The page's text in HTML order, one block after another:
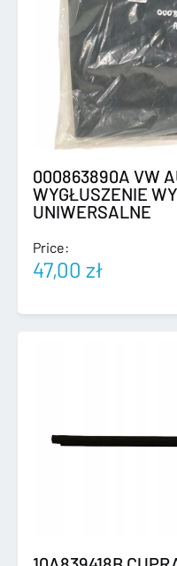
000863890A VW
WYGŁUSZENIE
UNIWERSALNE
Price:
47,00 zł